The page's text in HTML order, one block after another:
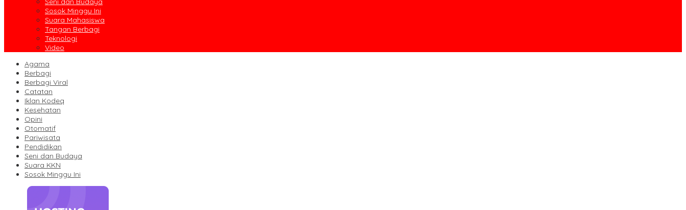
Sosok Minggu Ini
Suara Mahasiswa
Tangan Berbagi
Teknologi
Video
Agama
Berbagi
Berbagi Viral
Catatan
Iklan Kodeq
Kesehatan
Opini
Otomatif
Pariwisata
Pendidikan
Seni dan Budaya
Suara KKN
Sosok Minggu Ini